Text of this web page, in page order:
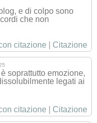
e di colpo sono
che non
citazione Citazione
soprattutto emozione,
te legati ai
citazione Citazione